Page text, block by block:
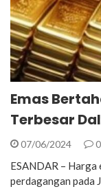
Emas
Terbesar
07/06/2024 0
ESANDAR – Harga
perdagangan pada